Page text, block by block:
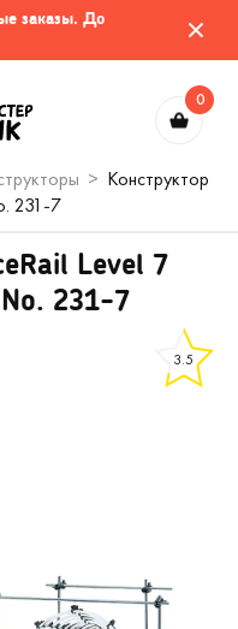
заказы. До
0
Конструктор
231-7
Level 7
231-7
3.5